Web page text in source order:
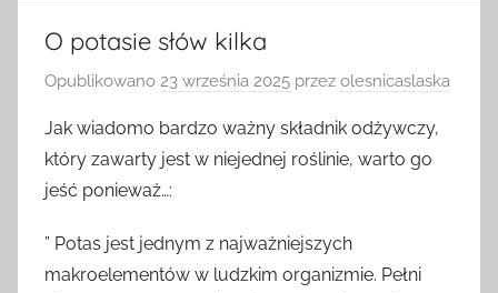
O potasie słów kilka
Opublikowano 23 września 2025 przez olesnicaslaska
Jak wiadomo bardzo ważny składnik odżywczy,
który zawarty jest w niejednej roślinie, warto go
jeść ponieważ…:
” Potas jest jednym z najważniejszych
makroelementów w ludzkim organizmie. Pełni